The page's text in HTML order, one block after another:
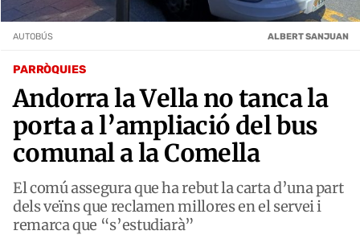
PARRÒQUIES
Andorra la Vella no tanca la
porta a l’ampliació del bus
comunal a la Comella
El comú assegura que ha rebut la carta d’una part
dels veïns que reclamen millores en el servei i
remarca que “s’estudiarà”
AUTOBÚS ALBERT SANJUAN